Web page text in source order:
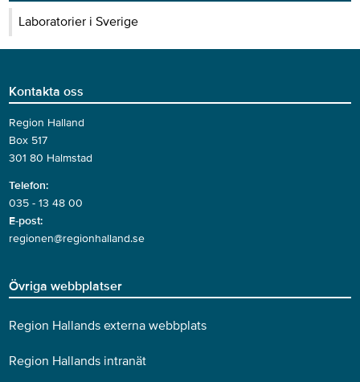
Laboratorier i Sverige
Kontakta oss
Region Halland
Box 517
301 80 Halmstad
Telefon:
035 - 13 48 00
E-post:
regionen@regionhalland.se
Övriga webbplatser
Region Hallands externa webbplats
Region Hallands intranät